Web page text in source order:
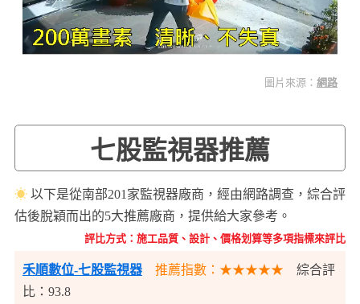
圖片來源：網路
七股監視器推薦
☀以下是從南部201家監視器廠商，經由網路調查，綜合評
估後脫穎而出的5大推薦廠商，提供給大家參考。
評比方式：施工品質、設計、價格划算等多項指標來評比
禾順數位-七股監視器 推薦指數：★★★★★
綜合評
比：93.8